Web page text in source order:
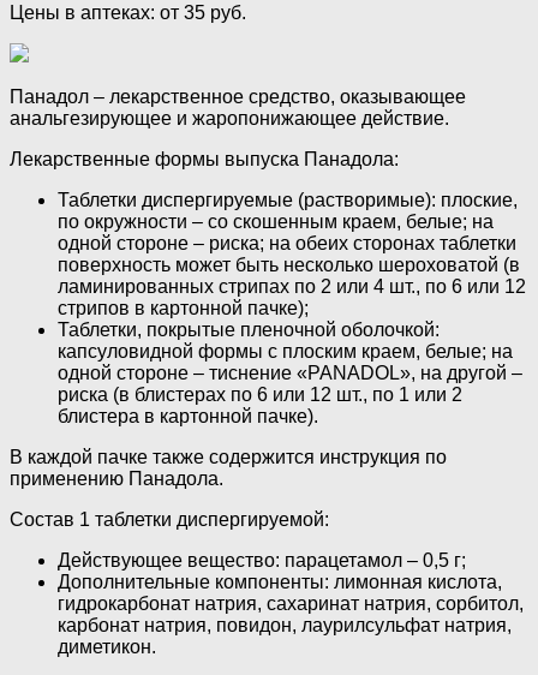
Цены в аптеках: от 35 руб.
Панадол – лекарственное средство, оказывающее
анальгезирующее и жаропонижающее действие.
Лекарственные формы выпуска Панадола:
Таблетки диспергируемые (растворимые): плоские,
по окружности – со скошенным краем, белые; на
одной стороне – риска; на обеих сторонах таблетки
поверхность может быть несколько шероховатой (в
ламинированных стрипах по 2 или 4 шт., по 6 или 12
стрипов в картонной пачке);
Таблетки, покрытые пленочной оболочкой:
капсуловидной формы с плоским краем, белые; на
одной стороне – тиснение «PANADOL», на другой –
риска (в блистерах по 6 или 12 шт., по 1 или 2
блистера в картонной пачке).
В каждой пачке также содержится инструкция по
применению Панадола.
Состав 1 таблетки диспергируемой:
Действующее вещество: парацетамол – 0,5 г;
Дополнительные компоненты: лимонная кислота,
гидрокарбонат натрия, сахаринат натрия, сорбитол,
карбонат натрия, повидон, лаурилсульфат натрия,
диметикон.